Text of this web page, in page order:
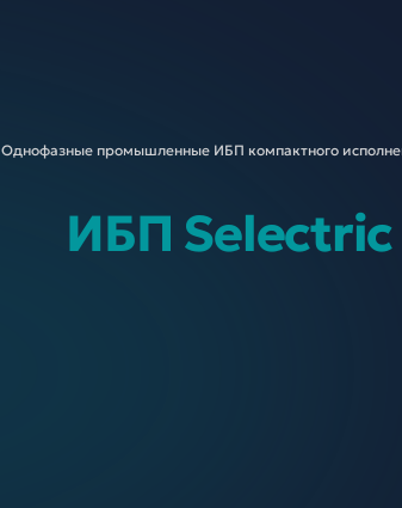
Однофазные промышленные ИБП компактного
ИБП Selectric